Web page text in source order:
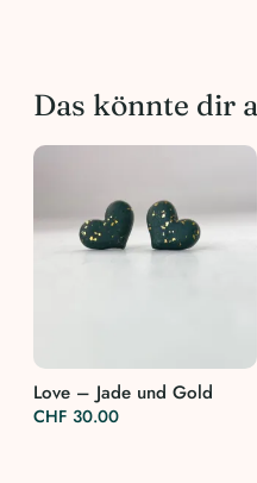
Das könnte dir
Love – Jade und Gold
CHF 30.00